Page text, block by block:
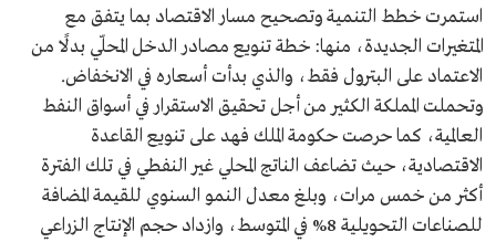
استمرت خطط التنمية وتصحيح مسار الاقتصاد بما يتفق مع
المتغيرات الجديدة، منها: خطة تنويع مصادر الدخل المحلّي بدلًا من
الاعتماد على البترول فقط، والذي بدأت أسعاره في الانخفاض.
وتحملت المملكة الكثير من أجل تحقيق الاستقرار في أسواق النفط
العالمية، كما حرصت حكومة الملك فهد على تنويع القاعدة
الاقتصادية، حيث تضاعف الناتج المحلي غير النفطي في تلك الفترة
أكثر من خمس مرات، وبلغ معدل النمو السنوي للقيمة المضافة
للصناعات التحويلية 8% في المتوسط، وازداد حجم الإنتاج الزراعي